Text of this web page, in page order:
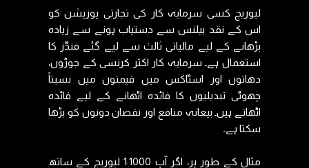
لیوریج کسی سرمایہ کار کی تجارتی پوزیشن کو
اس کے نقد بیلنس سے دستیاب ہونے سے زیادہ
بڑھانے کے لیے مالیاتی ثالث سے لیے گئے فنڈز کا
استعمال ہے۔ سرمایہ کار اکثر کرنسی کے جوڑوں،
دھاتوں اور اسٹاکس میں قیمتوں میں نسبتاً
چھوٹی تبدیلیوں کا فائدہ اٹھانے کے لیے فائدہ
اٹھاتے ہیں۔ بیعانہ منافع اور نقصان دونوں کو بڑھا
سکتا ہے۔
مثال کے طور پر، اگر آپ 1:1000 لیوریج کے ساتھ